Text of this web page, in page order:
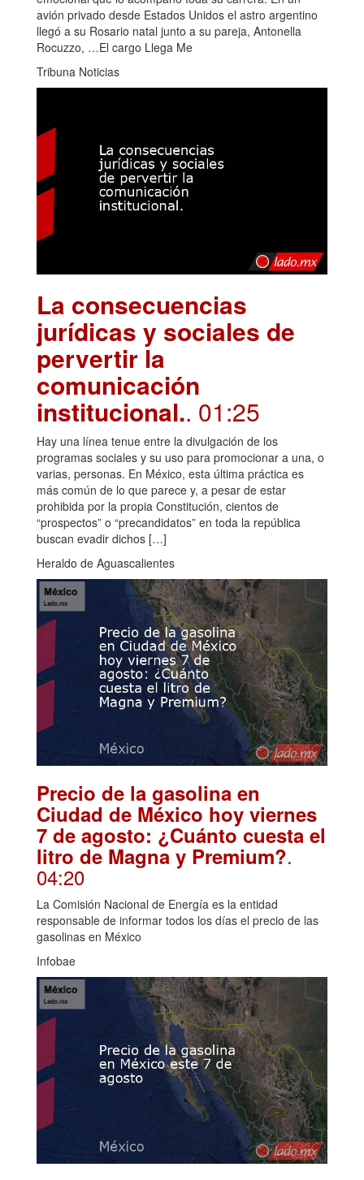
avión privado desde Estados Unidos el astro argentino
llegó a su Rosario natal junto a su pareja, Antonella
Rocuzzo, …El cargo Llega Me
Tribuna Noticias
La consecuencias
jurídicas y sociales de
pervertir la
comunicación
institucional.. 01:25
Hay una línea tenue entre la divulgación de los
programas sociales y su uso para promocionar a una, o
varias, personas. En México, esta última práctica es
más común de lo que parece y, a pesar de estar
prohibida por la propia Constitución, cientos de
“prospectos” o “precandidatos” en toda la república
buscan evadir dichos […]
Heraldo de Aguascalientes
Precio de la gasolina en
Ciudad de México hoy viernes
7 de agosto: ¿Cuánto cuesta el
litro de Magna y Premium?.
04:20
La Comisión Nacional de Energía es la entidad
responsable de informar todos los días el precio de las
gasolinas en México
Infobae